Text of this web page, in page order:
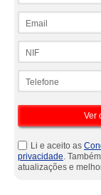
Li e aceito as
privacidade.
atualizações e